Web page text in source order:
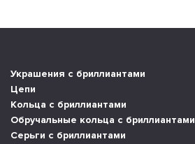
Украшения с бриллиантами
Цепи
Кольца с бриллиантами
Обручальные кольца с бриллиантами
Серьги с бриллиантами